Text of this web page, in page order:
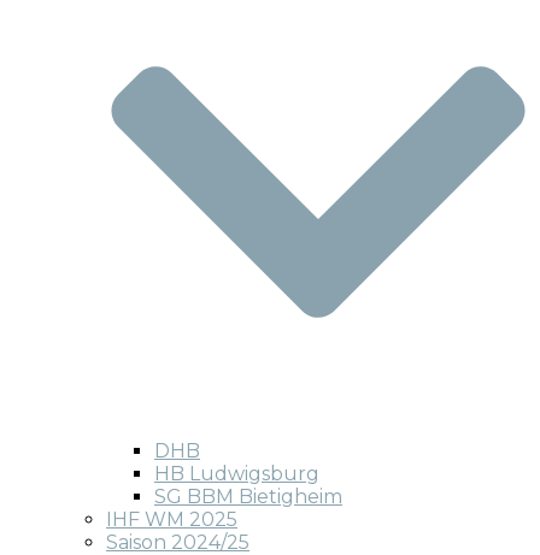
DHB
HB Ludwigsburg
SG BBM Bietigheim
IHF WM 2025
Saison 2024/25